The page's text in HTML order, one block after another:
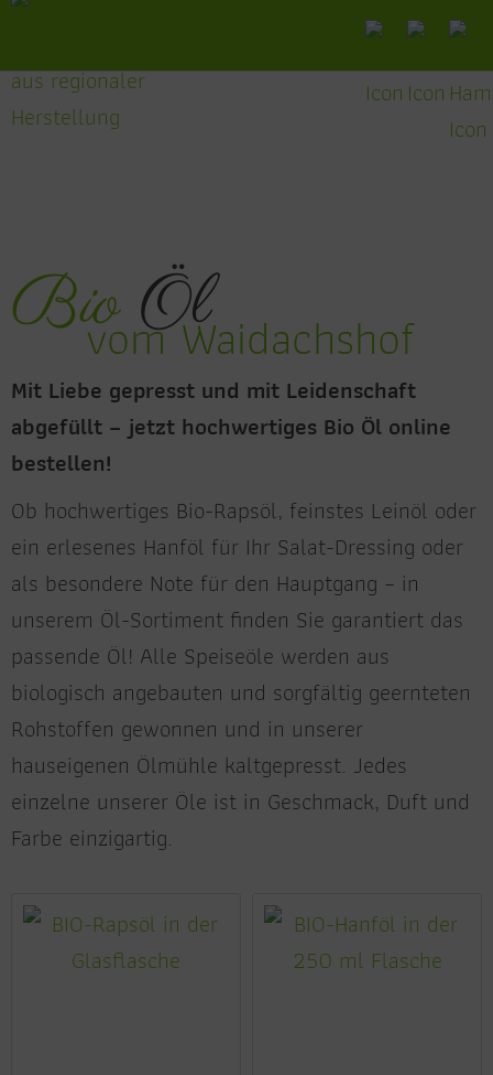
‹ ›
BioÖl
vom Waidachshof
Mit Liebe gepresst und mit Leidenschaft
abgefüllt – jetzt hochwertiges Bio Öl online
bestellen!
Ob hochwertiges Bio-Rapsöl, feinstes Leinöl oder
ein erlesenes Hanföl für Ihr Salat-Dressing oder
als besondere Note für den Hauptgang – in
unserem Öl-Sortiment finden Sie garantiert das
passende Öl! Alle Speiseöle werden aus
biologisch angebauten und sorgfältig geernteten
Rohstoffen gewonnen und in unserer
hauseigenen Ölmühle kaltgepresst. Jedes
einzelne unserer Öle ist in Geschmack, Duft und
Farbe einzigartig.